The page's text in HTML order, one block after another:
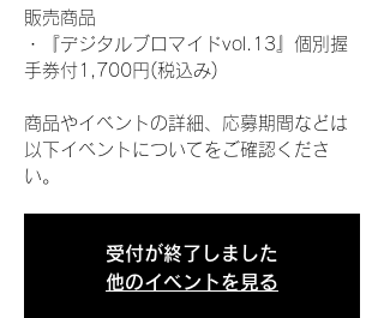
販売商品
・『デジタルブロマイドvol.13』個別握
手券付1,700円(税込み)
商品やイベントの詳細、応募期間などは
以下イベントについてをご確認くださ
い。
受付が終了しました
他のイベントを見る